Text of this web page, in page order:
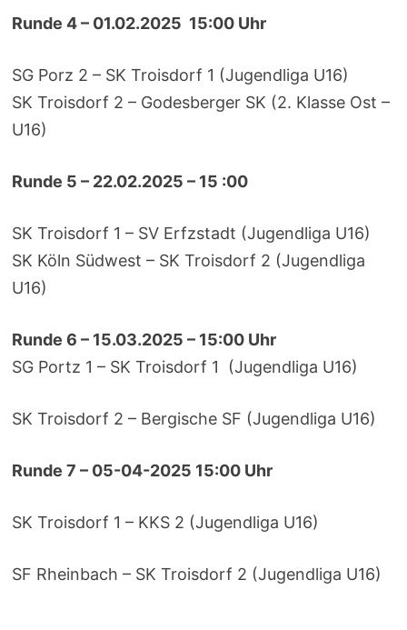
Runde 4 – 01.02.2025 15:00 Uhr
SG Porz 2 – SK Troisdorf 1 (Jugendliga U16)
SK Troisdorf 2 – Godesberger SK (2. Klasse Ost –
U16)
Runde 5 – 22.02.2025 – 15 :00
SK Troisdorf 1 – SV Erfzstadt (Jugendliga U16)
SK Köln Südwest – SK Troisdorf 2 (Jugendliga
U16)
Runde 6 – 15.03.2025 – 15:00 Uhr
SG Portz 1 – SK Troisdorf 1 (Jugendliga U16)
SK Troisdorf 2 – Bergische SF (Jugendliga U16)
Runde 7 – 05-04-2025 15:00 Uhr
SK Troisdorf 1 – KKS 2 (Jugendliga U16)
SF Rheinbach – SK Troisdorf 2 (Jugendliga U16)